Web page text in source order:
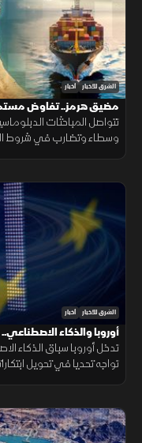
الشرق للأخبار أخبار
مضيق هرمز.. تفاوض
تتواصل المباحثات
وسطاء وتضارب في شروط الفتح
الشرق للأخبار أخبار
أوروبا والذكاء
تدخل أوروبا سباق الذكاء
تواجه تحديا في تحويل